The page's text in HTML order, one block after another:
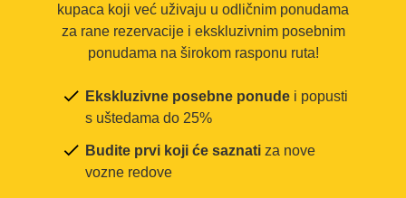
kupaca koji već uživaju u odličnim ponudama
za rane rezervacije i ekskluzivnim posebnim
ponudama na širokom rasponu ruta!
Ekskluzivne posebne ponude i popusti
s uštedama do 25%
Budite prvi koji će saznati za nove
vozne redove